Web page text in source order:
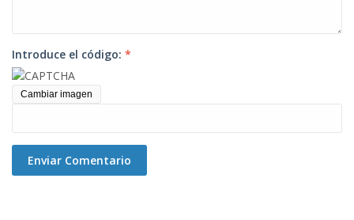
Introduce el código: *
Cambiar imagen
Enviar Comentario